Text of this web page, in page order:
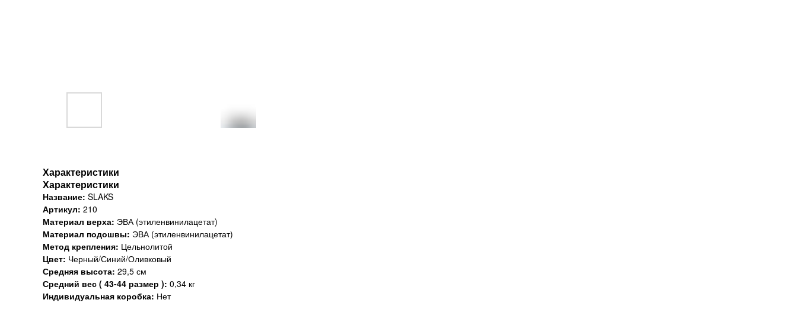
Характеристики
Характеристики
Название: SLAKS
Артикул: 210
Материал верха: ЭВА (этиленвинилацетат)
Материал подошвы: ЭВА (этиленвинилацетат)
Метод крепления: Цельнолитой
Цвет: Черный/Синий/Оливковый
Средняя высота: 29,5 см
Средний вес ( 43-44 размер ): 0,34 кг
Индивидуальная коробка: Нет